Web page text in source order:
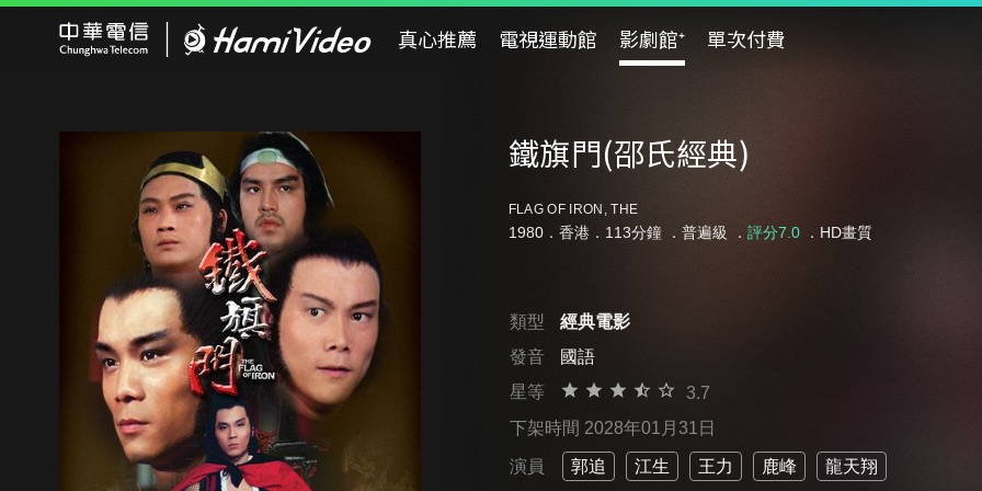
真心推薦 電視運動館 影劇館⁺ 單次付費
鐵旗門(邵氏經典)
FLAG OF IRON, THE
1980．香港．113分鐘 ． 普遍級 ． 評分7.0．HD畫質
類型
經典電影
發音
國語
星等
3.7
下架時間 2028年01月31日
演員 郭追 江生 王力 鹿峰 龍天翔